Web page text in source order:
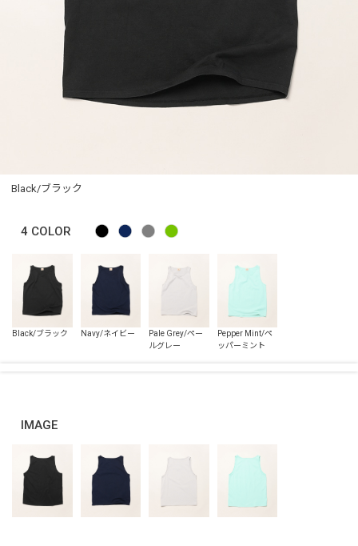
Black/ブラック
4COLOR
IMAGE